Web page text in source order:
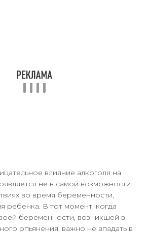
влияние алкоголя на
не в самой возможности
во время беременности,
ребенка. В тот момент, когда
беременности, возникшей в
опьянения, важно не впадать в